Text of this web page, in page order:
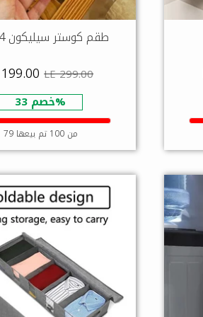
طقم كوستر سيليكون 4 قطع
LE 299.00
خصم 33%
79 من 100 تم بيعها